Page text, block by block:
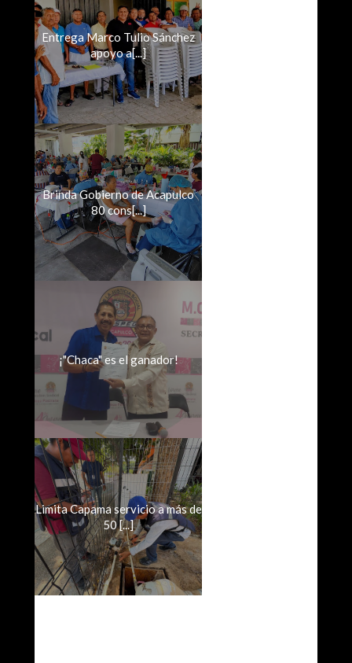
Entrega Marco Tulio Sánchez
apoyo a[...]
Brinda Gobierno de Acapulco
80 cons[...]
¡"Chaca" es el ganador!
Limita Capama servicio a más de
50 [...]